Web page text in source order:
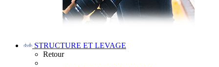
STRUCTURE ET LEVAGE
Retour